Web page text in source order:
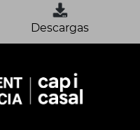
Descargas